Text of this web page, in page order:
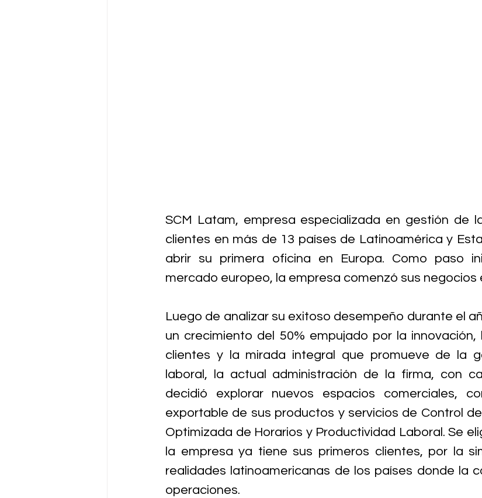
SCM Latam, empresa especializada en gestión de
clientes en más de 13 países de Latinoamérica y
abrir su primera oficina en Europa. Como paso
mercado europeo, la empresa comenzó sus negocios
Luego de analizar su exitoso desempeño durante el
un crecimiento del 50% empujado por la
clientes y la mirada integral que promueve de la
laboral, la actual administración de la firma, con
decidió explorar nuevos espacios comerciales,
exportable de sus productos y servicios de Control
Optimizada de Horarios y Productividad Laboral. Se
la empresa ya tiene sus primeros clientes, por la
realidades latinoamericanas de los países donde la
operaciones.